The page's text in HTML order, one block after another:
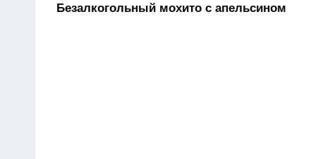
Безалкогольный мохито с апельсином